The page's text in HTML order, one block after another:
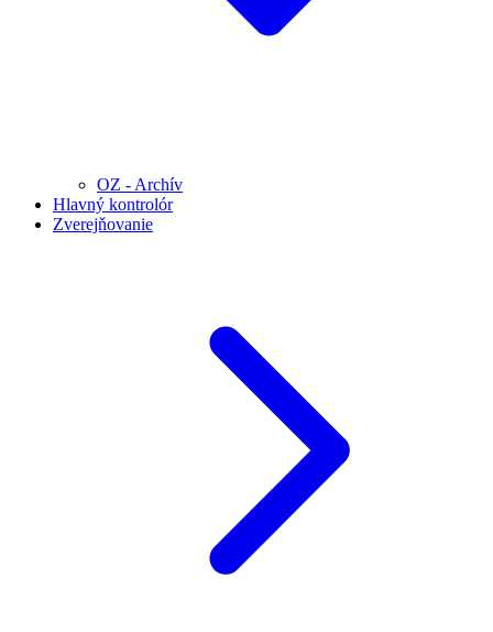
OZ - Archív
Hlavný kontrolór
Zverejňovanie